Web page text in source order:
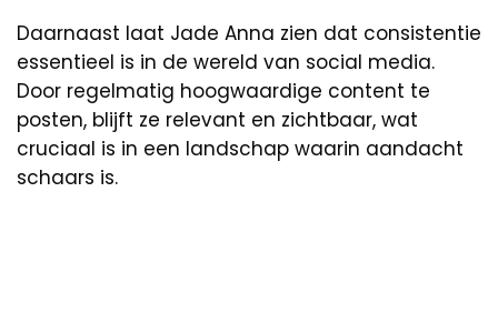
Daarnaast laat Jade Anna zien dat consistentie
essentieel is in de wereld van social media.
Door regelmatig hoogwaardige content te
posten, blijft ze relevant en zichtbaar, wat
cruciaal is in een landschap waarin aandacht
schaars is.